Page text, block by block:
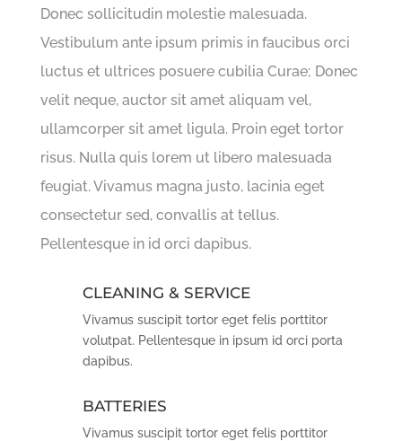
Donec sollicitudin molestie malesuada.
Vestibulum ante ipsum primis in faucibus orci
luctus et ultrices posuere cubilia Curae; Donec
velit neque, auctor sit amet aliquam vel,
ullamcorper sit amet ligula. Proin eget tortor
risus. Nulla quis lorem ut libero malesuada
feugiat. Vivamus magna justo, lacinia eget
consectetur sed, convallis at tellus.
Pellentesque in id orci dapibus.
CLEANING & SERVICE
Vivamus suscipit tortor eget felis porttitor
volutpat. Pellentesque in ipsum id orci porta
dapibus.
BATTERIES
Vivamus suscipit tortor eget felis porttitor